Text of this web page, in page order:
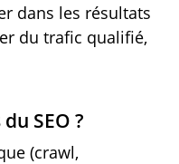
dans les résultats
du trafic qualifié,
SEO ?
(crawl,